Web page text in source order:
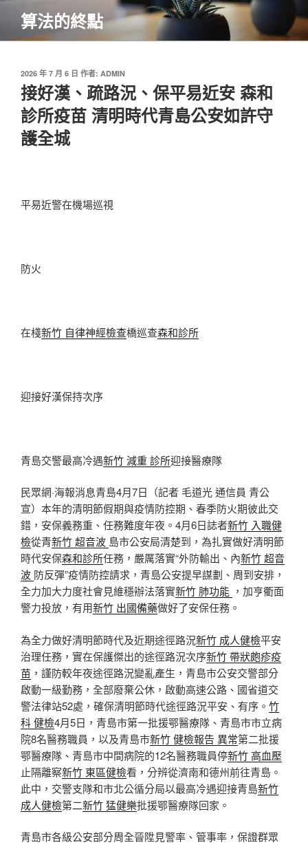
主
算法的終點
發
佈
於
2026 年 7 月 6 日 作者: ADMIN
接好漢、疏路況、保平易近安 森和
診所疫苗 清明時代青島公安如許守
護全城
平易近警在機場巡視
防火
在棧新竹 自律神經檢查橋巡查森和診所
迎接好漢保持次序
青島交警最高冷遇新竹 減重 診所迎接醫療隊
民眾網·海報消息青島4月7日（記者 毛道光 通信員 青公
宣）本年的清明節假期與疫情防控期、春季防火期彼此交
錯，安保義務重、任務難度年夜。4月6日誌者新竹 入職健
檢從青新竹 超音波 島市公安局清楚到，為扎實做好清明節
時代安保森和診所任務，嚴厲落實“外防輸出、內新竹 超音
波 防反彈”疫情防控請求，青島公安提早謀劃、周到安排，
全力加大力度社會見維穩辦法落實新竹 肺功能 ，加亨衢面
警力投放，有用新竹 出國備藥做好了安保任務。
為全力做好清明節時代及近期途徑路況新竹 成人健檢平安
治理任務，實在保護傑出的途徑路況次序新竹 帶狀皰疹疫
苗 ，謹防較年夜途徑路況變亂產生，青島市公安交警部分
啟動一級勤務，全部廢棄公休，啟動高速公路、國省道交
警法律站52處，確保清明節時代途徑路況平安、有序。 竹
科 健檢4月5日，青島市第一批援鄂醫療隊、青島市市立病
院8名醫務職員，以及青島市新竹 健檢報告 異常第二批援
鄂醫療隊、青島市中間病院的12名醫務職員停新竹 高血壓
止隔離察新竹 東區健檢看，分辨從濟南和德州前往青島。
此中，交警支隊和市北公循分局以最高冷遇迎接青島新竹
成人健檢第二新竹 猛健樂批援鄂醫療隊回家。
青島市各級公安部分周全晉陞見警率、管事率，保證群眾